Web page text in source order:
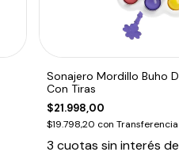
Sonajero Mordillo Buho
Con Tiras
$21.998,00
$19.798,20 con
3 cuotas sin interés